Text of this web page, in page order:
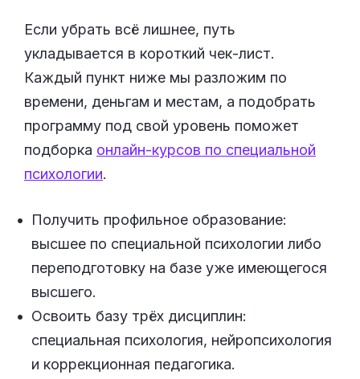
Если убрать всё лишнее, путь
укладывается в короткий чек-лист.
Каждый пункт ниже мы разложим по
времени, деньгам и местам, а подобрать
программу под свой уровень поможет
подборка онлайн-курсов по специальной
психологии.
Получить профильное образование:
высшее по специальной психологии либо
переподготовку на базе уже имеющегося
высшего.
Освоить базу трёх дисциплин:
специальная психология, нейропсихология
и коррекционная педагогика.